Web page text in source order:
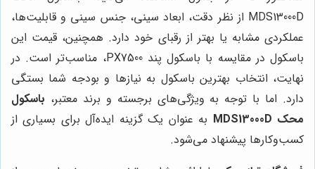
MDS13000D از نظر دقت، ابعاد سینی، جنس سینی و قابلیت‌ها،
عملکردی مشابه یا بهتر از رقبای خود دارد. همچنین، قیمت این
باسکول در مقایسه با باسکول پند PX7500، مناسب‌تر است. در
نهایت، انتخاب بهترین باسکول به نیازها و بودجه شما بستگی
دارد. اما با توجه به ویژگی‌های برجسته و برند معتبر، باسکول
محک MDS13000D
به عنوان یک گزینه ایده‌آل برای بسیاری از
کسب‌وکارها پیشنهاد می‌شود.